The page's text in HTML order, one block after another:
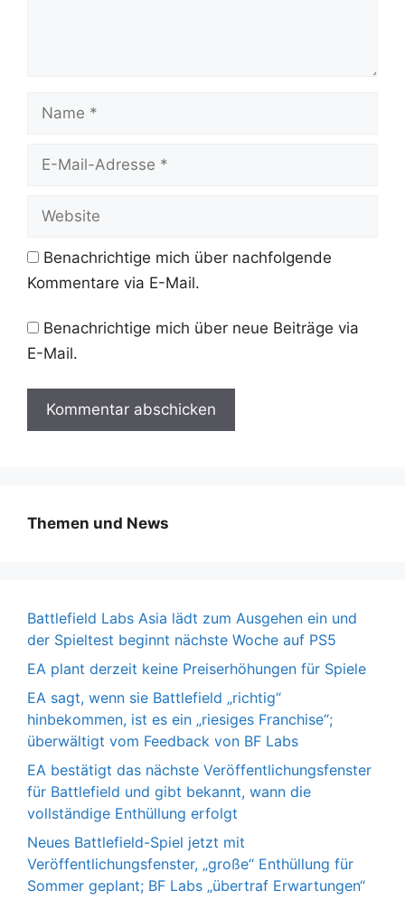
Mail-
Benachrichtige mich über nachfolgende
Kommentare via E-Mail.
Benachrichtige mich über neue Beiträge via
E-Mail.
Themen und News
Battlefield Labs Asia lädt zum Ausgehen ein und
der Spieltest beginnt nächste Woche auf PS5
EA plant derzeit keine Preiserhöhungen für Spiele
EA sagt, wenn sie Battlefield „richtig“
hinbekommen, ist es ein „riesiges Franchise“;
überwältigt vom Feedback von BF Labs
EA bestätigt das nächste Veröffentlichungsfenster
für Battlefield und gibt bekannt, wann die
vollständige Enthüllung erfolgt
Neues Battlefield-Spiel jetzt mit
Veröffentlichungsfenster, „große“ Enthüllung für
Sommer geplant; BF Labs „übertraf Erwartungen“